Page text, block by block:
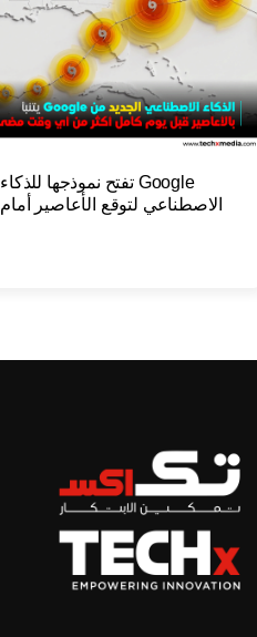
Google تفتح نموذجها للذكاء
الاصطناعي لتوقع الأعاصير أمام